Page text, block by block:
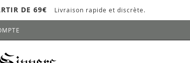
DE 69€ Livraison rapide et discrète.
SUR LA TOUCHE "ENTRER" POUR LANCER LA